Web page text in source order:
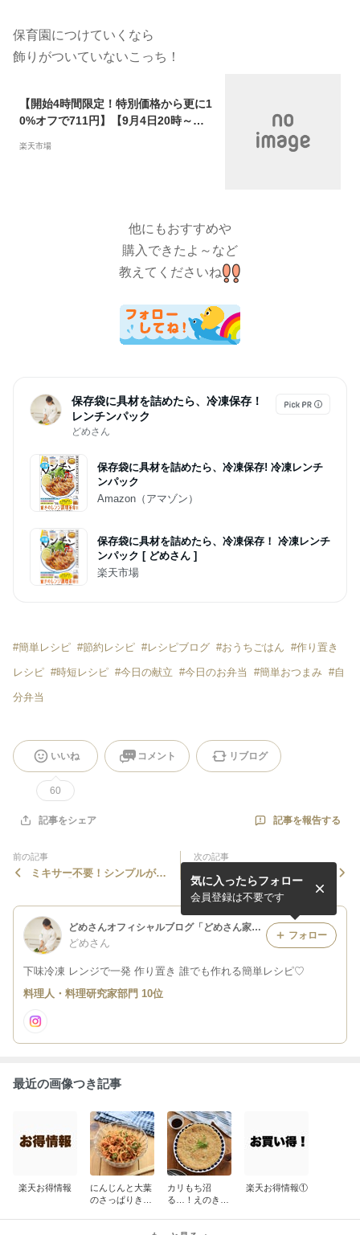
紫
保育園につけていくなら
飾りがついていないこっち！
【開始4時間限定！特別価格から更に1
0%オフで711円】【9月4日20時～】
セット 痛くない 子供 シンプル 夏 飾
楽天市場
他にもおすすめや
購入できたよ～など
教えてくださいね
保存袋に具材を詰めたら、冷凍保存！
レンチンパック
どめさん
保存袋に具材を詰めたら、冷凍保存! 冷凍レンチ
ンパック
Amazon（アマゾン）
保存袋に具材を詰めたら、冷凍保存！ 冷凍レンチ
ンパック [ どめさん ]
楽天市場
#簡単レシピ #節約レシピ #レシピブログ #おうちごはん #作り置き
レシピ #時短レシピ #今日の献立 #今日のお弁当 #簡単おつまみ #自
分弁当
いいね
60
コメント リブログ
記事をシェア 記事を報告する
前の記事
ミキサー不要！シンプルがお
次の記事
《感謝》オフィシャルブログ
になりました！
どめさんオフィシャルブログ「どめさん家の簡単・毎日ごはん」Powered by Ameba
どめさん
下味冷凍 レンジで一発 作り置き 誰でも作れる簡単レシピ♡
気に入ったらフォロー
会員登録は不要です
フォロー
料理人・料理研究家部門 10位
最近の画像つき記事
楽天お得情報
にんじんと大葉
のさっぱりきん
カリもち沼
る…！えのきコ
楽天お得情報①